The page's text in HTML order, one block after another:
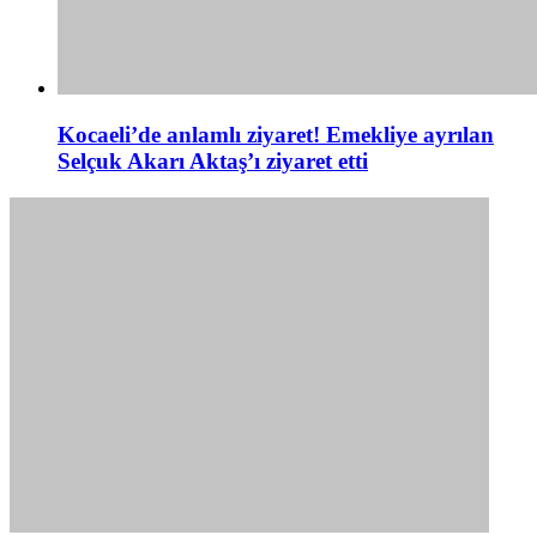
Kocaeli’de anlamlı ziyaret! Emekliye ayrılan
Selçuk Akarı Aktaş’ı ziyaret etti